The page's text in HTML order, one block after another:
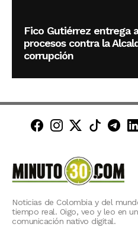
Fico Gutiérrez entrega
procesos contra la
corrupción
Minuto30 en
Minuto30 en
Minuto30
Noticias de Colombia y del
tiempo real. Oigo, veo y leo en
comunicación nativo digital.